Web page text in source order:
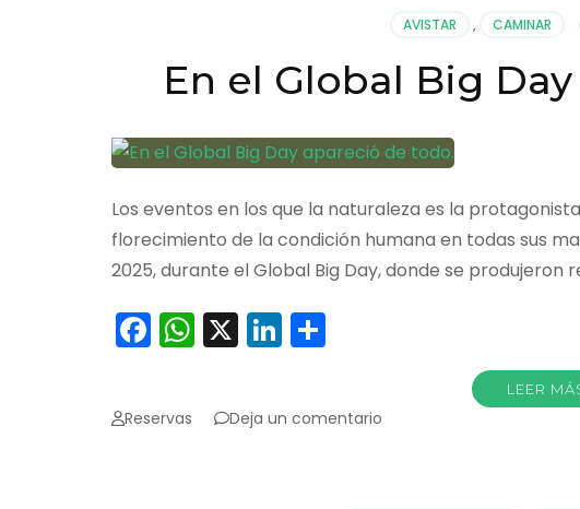
parte
aves
AVISTAR , CAMINAR
En el Global Big
Los eventos en los que la naturaleza es la
florecimiento de la condición humana en todas sus
2025, durante el Global Big Day, donde se
Facebook
WhatsApp
X LinkedIn
LEER
Reservas Deja un comentario